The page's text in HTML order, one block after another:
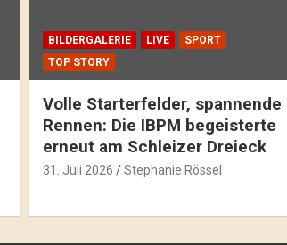
BILDERGALERIE LIVE
SPORT
TOP STORY
Volle Starterfelder, spannende
Rennen: Die IBPM begeisterte
erneut am Schleizer Dreieck
31. Juli 2026 Stephanie Rössel